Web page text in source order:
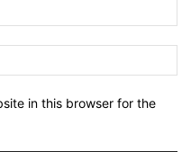
in this browser for the